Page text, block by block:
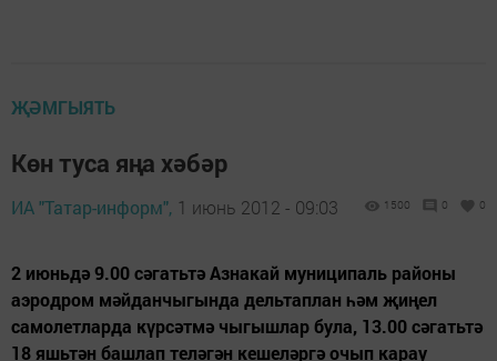
ҖӘМГЫЯТЬ
Көн туса яңа хәбәр
ИА "Татар-информ", 1 июнь 2012 - 09:03 1500 0 0
2 июньдә 9.00 сәгатьтә Азнакай муниципаль районы
аэродром мәйданчыгында дельтаплан һәм җиңел
самолетларда күрсәтмә чыгышлар була, 13.00 сәгатьтә
18 яшьтән башлап теләгән кешеләргә очып карау